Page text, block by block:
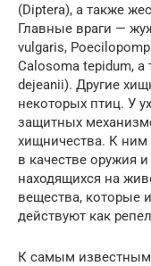
(Diptera), а также
Главные враги —
vulgaris,
Calosoma tepidum,
dejeanii). Другие
некоторых птиц. У
защитных
хищничества. К ним
в качестве оружия
находящихся на
вещества, которые
действуют как
К самым известным